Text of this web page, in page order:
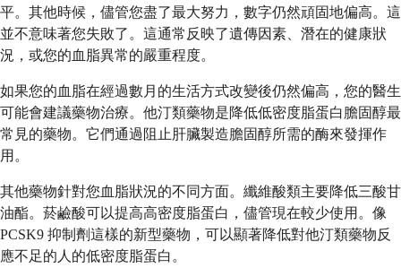
平。其他時候，儘管您盡了最大努力，數字仍然頑固地偏高。這
並不意味著您失敗了。這通常反映了遺傳因素、潛在的健康狀
況，或您的血脂異常的嚴重程度。
如果您的血脂在經過數月的生活方式改變後仍然偏高，您的醫生
可能會建議藥物治療。他汀類藥物是降低低密度脂蛋白膽固醇最
常見的藥物。它們通過阻止肝臟製造膽固醇所需的酶來發揮作
用。
其他藥物針對您血脂狀況的不同方面。纖維酸類主要降低三酸甘
油酯。菸鹼酸可以提高高密度脂蛋白，儘管現在較少使用。像
PCSK9 抑制劑這樣的新型藥物，可以顯著降低對他汀類藥物反
應不足的人的低密度脂蛋白。